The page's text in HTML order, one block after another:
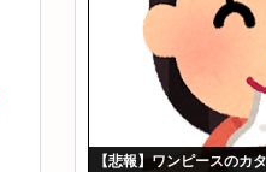
【悲報】ワンピースのカ